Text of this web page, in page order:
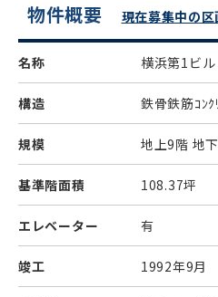
物件概要 現在募集中の
名称 横浜第1ビル
構造 鉄骨鉄筋ｺﾝｸ
規模 地上9階 地
基準階面積 108.37坪
エレベーター 有
竣工 1992年9月